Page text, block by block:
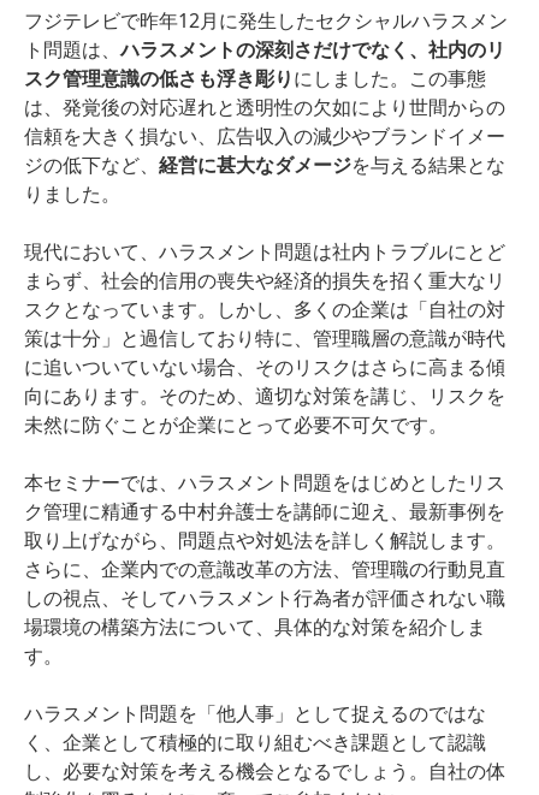
フジテレビで昨年12月に発生したセクシャルハラスメン
ト問題は、ハラスメントの深刻さだけでなく、社内のリ
スク管理意識の低さも浮き彫りにしました。この事態
は、発覚後の対応遅れと透明性の欠如により世間からの
信頼を大きく損ない、広告収入の減少やブランドイメー
ジの低下など、 経営に甚大なダメージを与える結果とな
りました。
現代において、ハラスメント問題は社内トラブルにとど
まらず、社会的信用の喪失や経済的損失を招く重大なリ
スクとなっています。しかし、多くの企業は「自社の対
策は十分」と過信しており特に、管理職層の意識が時代
に追いついていない場合、そのリスクはさらに高まる傾
向にあります。そのため、適切な対策を講じ、リスクを
未然に防ぐことが企業にとって必要不可欠です。
本セミナーでは、ハラスメント問題をはじめとしたリス
ク管理に精通する中村弁護士を講師に迎え、最新事例を
取り上げながら、問題点や対処法を詳しく解説します。
さらに、企業内での意識改革の方法、管理職の行動見直
しの視点、そしてハラスメント行為者が評価されない職
場環境の構築方法について、具体的な対策を紹介しま
す。
ハラスメント問題を「他人事」として捉えるのではな
く、企業として積極的に取り組むべき課題として認識
し、必要な対策を考える機会となるでしょう。自社の体